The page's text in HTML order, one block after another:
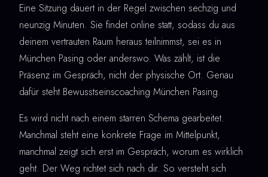
Eine Sitzung dauert in der Regel zwischen sechzig und
neunzig Minuten. Sie findet online statt, sodass du aus
deinem vertrauten Raum heraus teilnimmst, sei es in
München Pasing oder anderswo. Was zählt, ist die
Präsenz im Gespräch, nicht der physische Ort. Genau
dafür steht Bewusstseinscoaching München Pasing.
Es wird nicht nach einem starren Schema gearbeitet.
Manchmal steht eine konkrete Frage im Mittelpunkt,
manchmal zeigt sich erst im Gespräch, worum es wirklich
geht. Der Weg richtet sich nach dir. So versteht sich